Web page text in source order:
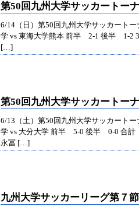
第50回九州大学サッカートー
6/14（日）第50回九州大学サッカート
学 vs 東海大学熊本 前半 2-1 後半 1-2
[…]
第50回九州大学サッカートー
6/13（土）第50回九州大学サッカート
学 vs 大分大学 前半 5-0 後半 0-0 合
永冨 […]
九州大学サッカーリーグ第７節